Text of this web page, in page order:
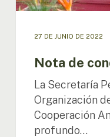
27 DE JUNIO DE 2022
Nota de
La Secretaría
Organización
Cooperación
profundo…